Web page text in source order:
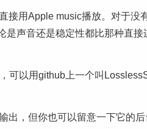
用Apple music播放。对于没
声音还是稳定性都比那种直
可以用github上一个叫
，但你也可以留意一下它的